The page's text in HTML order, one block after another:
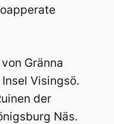
Gränna
Visingsö.
der
Näs.